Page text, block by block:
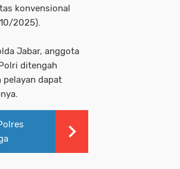
konvensional
2025).
Jabar, anggota
ditengah
pelayan dapat